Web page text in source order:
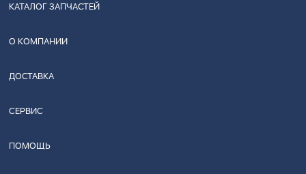
КАТАЛОГ ЗАПЧАСТЕЙ
О КОМПАНИИ
ДОСТАВКА
СЕРВИС
ПОМОЩЬ